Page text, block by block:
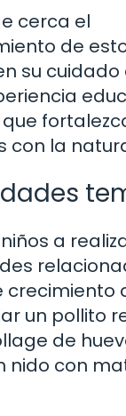
cerca el
de
su
con la
a
crecimiento
un pollito
de
nido con